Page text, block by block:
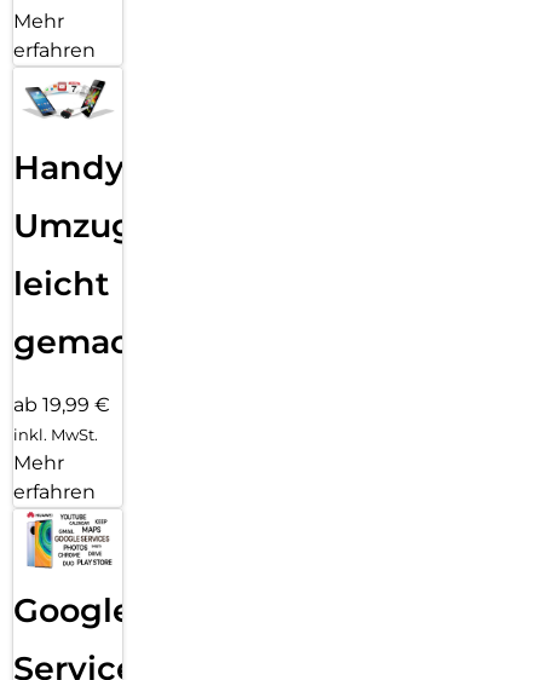
Mehr
erfahren
Handy
Umzug
leicht
gemacht!
ab 19,99 €
inkl. MwSt.
Mehr
erfahren
Google
Services